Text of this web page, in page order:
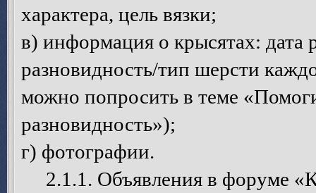
характера, цель вязки;
в) информация о крысятах: дата
разновидность/тип шерсти
можно попросить в теме
разновидность»);
г) фотографии.
2.1.1. Объявления в форуме